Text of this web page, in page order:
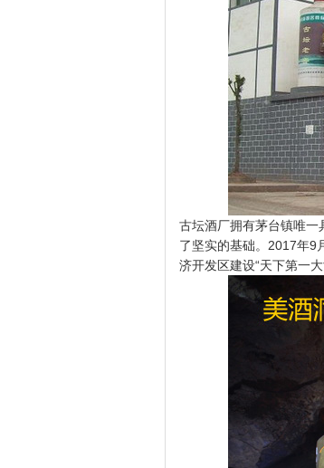
古坛酒厂拥有茅台镇唯
了坚实的基础。2017年9
济开发区建设“天下第一